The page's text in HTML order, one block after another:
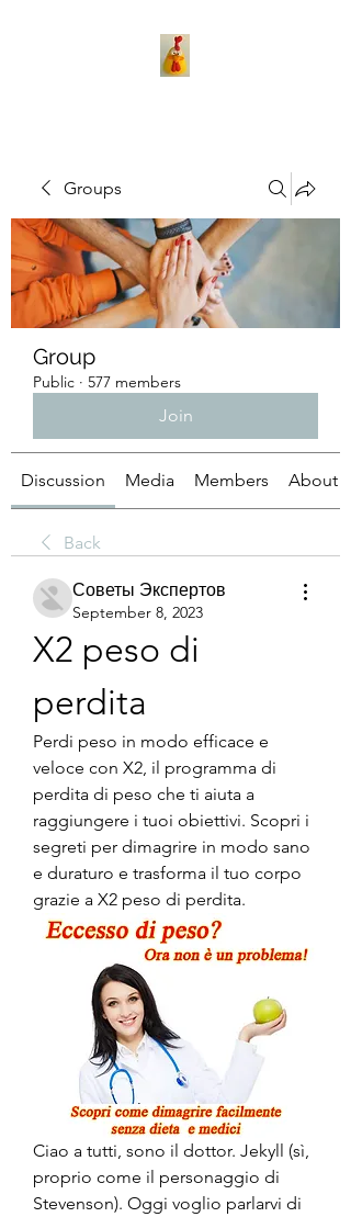
Groups
Group
Public · 577 members
Join
Discussion Media Members About
Back
Советы Экспертов
September 8, 2023
X2 peso di
perdita
Perdi peso in modo efficace e
veloce con X2, il programma di
perdita di peso che ti aiuta a
raggiungere i tuoi obiettivi. Scopri i
segreti per dimagrire in modo sano
e duraturo e trasforma il tuo corpo
grazie a X2 peso di perdita.
Ciao a tutti, sono il dottor. Jekyll (sì,
proprio come il personaggio di
Stevenson). Oggi voglio parlarvi di